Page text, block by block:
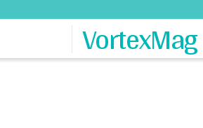
VortexMag